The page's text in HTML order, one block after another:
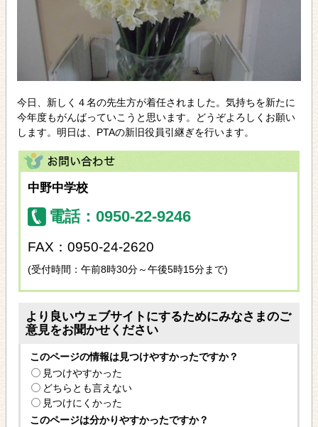
今日、新しく４名の先生方が着任されました。気持ちを新たに
今年度もがんばっていこうと思います。どうぞよろしくお願い
します。明日は、PTAの新旧役員引継ぎを行います。
中野中学校
電話：0950-22-9246
FAX：0950-24-2620
(受付時間：午前8時30分～午後5時15分まで)
より良いウェブサイトにするためにみなさまのご
意見をお聞かせください
このページの情報は見つけやすかったですか？
見つけやすかった
どちらとも言えない
見つけにくかった
このページは分かりやすかったですか？